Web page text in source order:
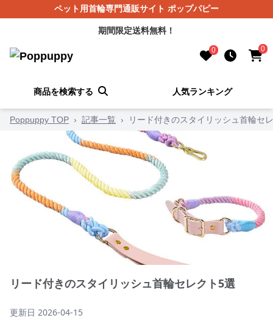
ペット用首輪専門通販サイト ポップパピー
期間限定送料無料！
0 0
商品を検索する 人気ランキング
Poppuppy TOP › 記事一覧 › リード付きのスタイリッシュ首輪セ
リード付きのスタイリッシュ首輪セレクト5選
更新日 2026-04-15